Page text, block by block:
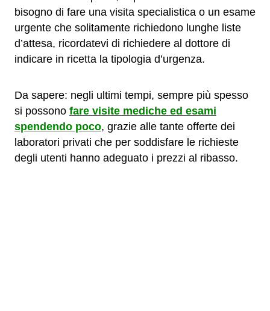
bisogno di fare una visita specialistica o un esame
urgente che solitamente richiedono lunghe liste
d’attesa, ricordatevi di richiedere al dottore di
indicare in ricetta la tipologia d’urgenza.
Da sapere: negli ultimi tempi, sempre più spesso
si possono fare visite mediche ed esami
spendendo poco, grazie alle tante offerte dei
laboratori privati che per soddisfare le richieste
degli utenti hanno adeguato i prezzi al ribasso.